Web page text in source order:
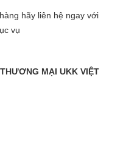
hãy liên hệ ngay với
vụ
MẠI UKK VIỆT